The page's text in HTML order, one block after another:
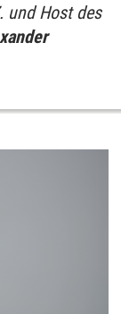
und Host des